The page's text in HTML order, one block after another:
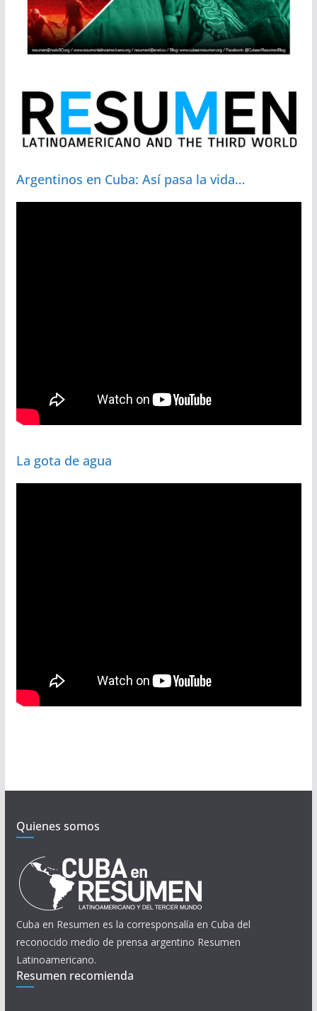
Argentinos en Cuba: Así pasa la vida…
La gota de agua
Quienes somos
Cuba en Resumen es la corresponsalía en Cuba del
reconocido medio de prensa argentino Resumen
Latinoamericano.
Resumen recomienda